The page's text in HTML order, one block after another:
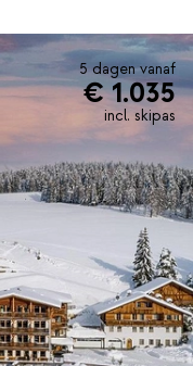
een goede wijn uit
Die vier sterren die
ons betreft dik
5 dagen vanaf
€ 1.035
incl. skipas